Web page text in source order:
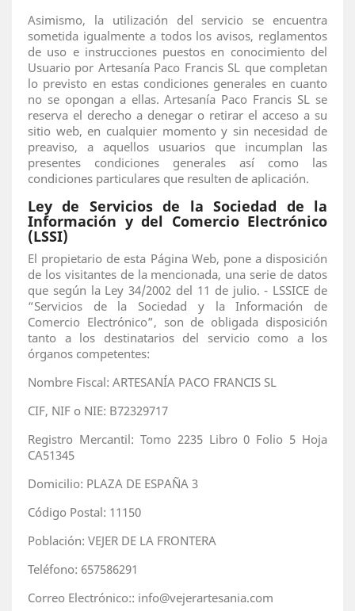
Asimismo, la utilización del servicio se encuentra
sometida igualmente a todos los avisos, reglamentos
de uso e instrucciones puestos en conocimiento del
Usuario por Artesanía Paco Francis SL que completan
lo previsto en estas condiciones generales en cuanto
no se opongan a ellas. Artesanía Paco Francis SL se
reserva el derecho a denegar o retirar el acceso a su
sitio web, en cualquier momento y sin necesidad de
preaviso, a aquellos usuarios que incumplan las
presentes condiciones generales así como las
condiciones particulares que resulten de aplicación.
Ley de Servicios de la Sociedad de la
Información y del Comercio Electrónico
(LSSI)
El propietario de esta Página Web, pone a disposición
de los visitantes de la mencionada, una serie de datos
que según la Ley 34/2002 del 11 de julio. - LSSICE de
“Servicios de la Sociedad y la Información de
Comercio Electrónico”, son de obligada disposición
tanto a los destinatarios del servicio como a los
órganos competentes:
Nombre Fiscal: ARTESANÍA PACO FRANCIS SL
CIF, NIF o NIE: B72329717
Registro Mercantil: Tomo 2235 Libro 0 Folio 5 Hoja
CA51345
Domicilio: PLAZA DE ESPAÑA 3
Código Postal: 11150
Población: VEJER DE LA FRONTERA
Teléfono: 657586291
Correo Electrónico:: info@vejerartesania.com